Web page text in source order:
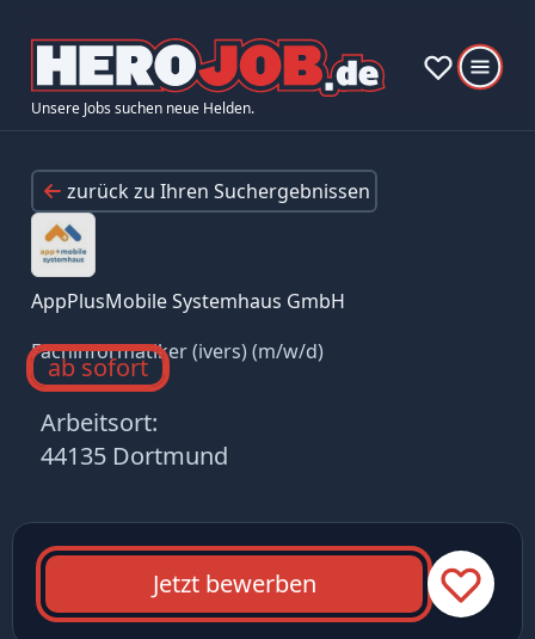
Unsere Jobs suchen neue Helden.
zurück zu Ihren Suchergebnissen
AppPlusMobile Systemhaus GmbH
Fachinformatiker (ivers) (m/w/d)
ab sofort
Arbeitsort:
44135 Dortmund
Jetzt bewerben